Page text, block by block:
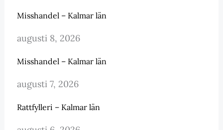
Misshandel – Kalmar län
augusti 8, 2026
Misshandel – Kalmar län
augusti 7, 2026
Rattfylleri – Kalmar län